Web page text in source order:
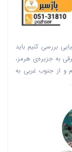
بررسی کنیم باید
به جزیره‌ی هرمز،
و از جنوب غربی به